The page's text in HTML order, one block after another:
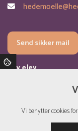
Send sikker mail
Bliv elev
Vi benytter cookies